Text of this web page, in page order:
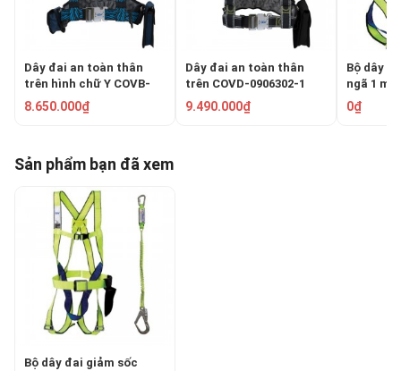
Dây đai an toàn thân
trên hình chữ Y COVB-
209061
8.650.000₫
Dây đai an toàn thân
trên COVD-0906302-1
9.490.000₫
Bộ dây
ngã 1
206141-
0₫
Sản phẩm bạn đã xem
Bộ dây đai giảm sốc